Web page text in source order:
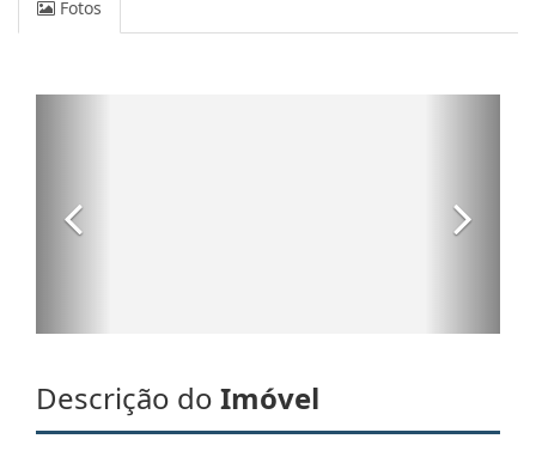
Fotos
Descrição do Imóvel